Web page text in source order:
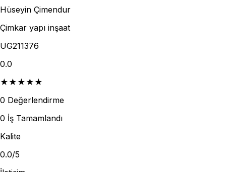
Hüseyin Çimendur
Çimkar yapı inşaat
UG211376
0.0
★ ★ ★ ★ ★
0 Değerlendirme
0 İş Tamamlandı
Kalite
0.0/5